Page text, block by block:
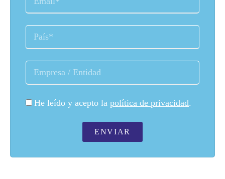
He leído y acepto la política de privacidad.
ENVIAR